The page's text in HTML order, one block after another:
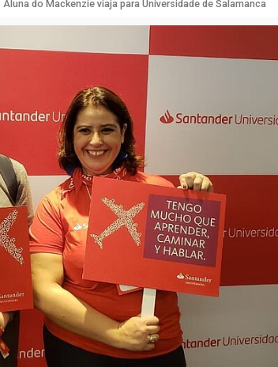
do Mackenzie viaja para Universidade de Salamanca